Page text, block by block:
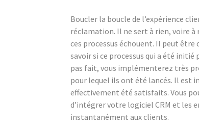
Boucler la boucle de l’expérience
réclamation. Il ne sert à rien, voire
ces processus échouent. Il peut être
savoir si ce processus qui a été
pas fait, vous implémenterez très
pour lequel ils ont été lancés. Il est
effectivement été satisfaits. Vous
d’intégrer votre logiciel CRM et les
instantanément aux clients.